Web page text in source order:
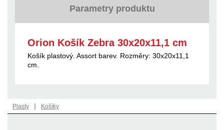
Parametry produktu
Orion Košík Zebra 30x20x11,1 cm
Košík plastový. Assort barev. Rozměry: 30x20x11,1
cm.
Plasty | Košíky